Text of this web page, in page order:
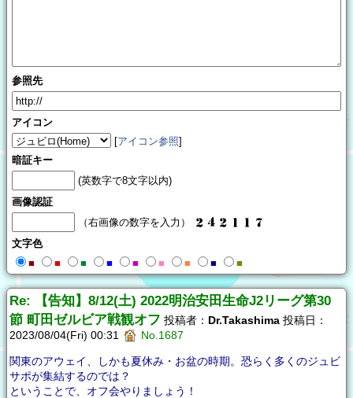
参照先
アイコン
[アイコン参照]
暗証キー
(英数字で8文字以内)
画像認証
（右画像の数字を入力）
文字色
■
■ ■ ■ ■ ■ ■ ■ ■
Re: 【告知】8/12(土) 2022明治安田生命J2リーグ第30
節 町田ゼルビア戦観オフ 投稿者： Dr.Takashima 投稿日：
2023/08/04(Fri) 00:31
No.1687
関東のアウェイ、しかも夏休み・お盆の時期。恐らく多くのジュビ
サポが集結するのでは？
ということで、オフ会やりましょう！